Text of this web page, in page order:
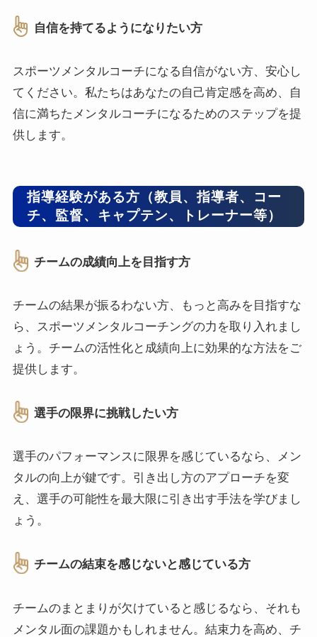
自信を持てるようになりたい方
スポーツメンタルコーチになる自信がない方、安心し
てください。私たちはあなたの自己肯定感を高め、自
信に満ちたメンタルコーチになるためのステップを提
供します。
指導経験がある方（教員、指導者、コー
チ、監督、キャプテン、トレーナー等）
チームの成績向上を目指す方
チームの結果が振るわない方、もっと高みを目指すな
ら、スポーツメンタルコーチングの力を取り入れまし
ょう。チームの活性化と成績向上に効果的な方法をご
提供します。
選手の限界に挑戦したい方
選手のパフォーマンスに限界を感じているなら、メン
タルの向上が鍵です。引き出し方のアプローチを変
え、選手の可能性を最大限に引き出す手法を学びまし
ょう。
チームの結束を感じないと感じている方
チームのまとまりが欠けていると感じるなら、それも
メンタル面の課題かもしれません。結束力を高め、チ